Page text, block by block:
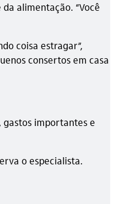
alimentação. “Você
coisa estragar”,
consertos em casa
gastos importantes e
o especialista.